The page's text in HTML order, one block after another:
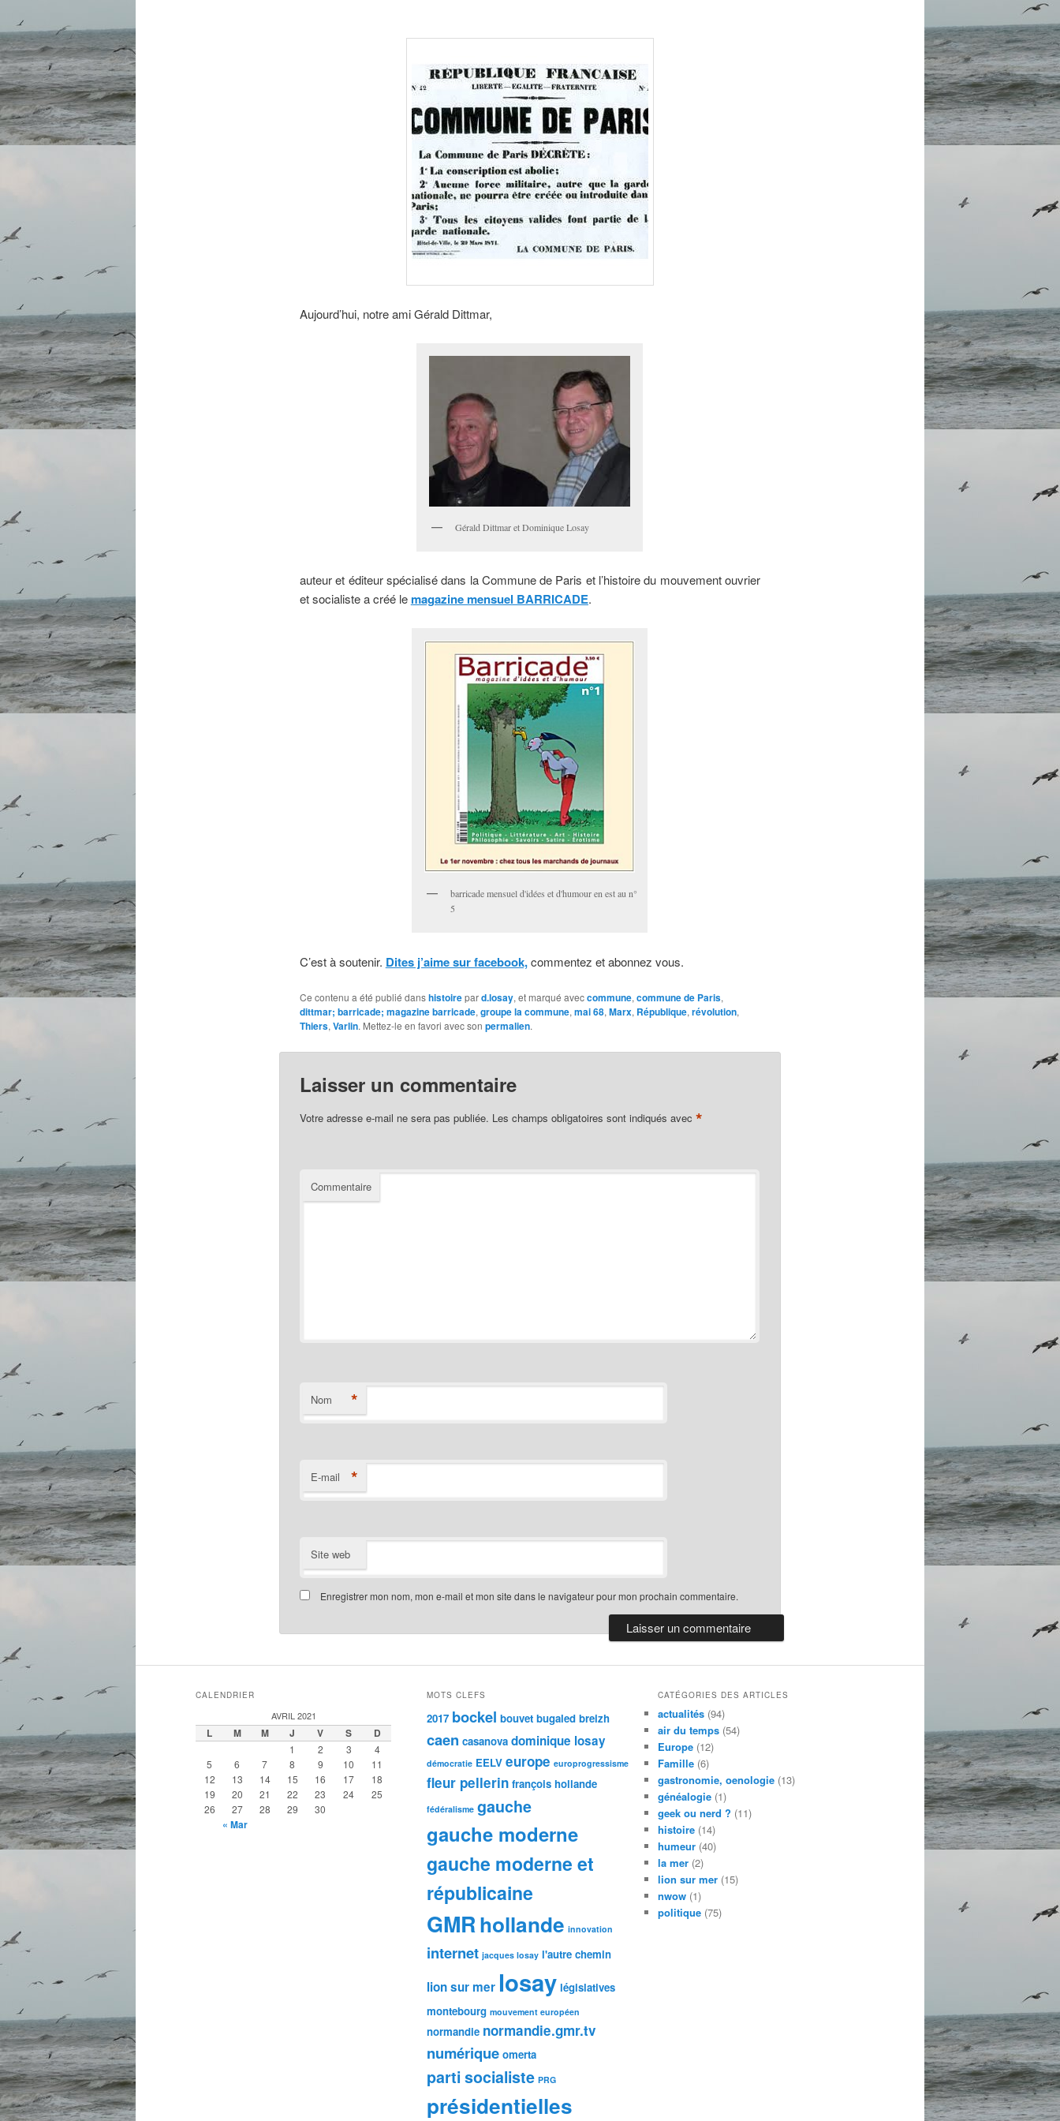
Aujourd’hui, notre ami Gérald Dittmar,
Gérald Dittmar et Dominique Losay
auteur et éditeur spécialisé dans la Commune de Paris et l’histoire du mouvement ouvrier
et socialiste a créé lemagazine mensuel BARRICADE.
barricade mensuel d'idées et d'humour en est au n°
5
C’est à soutenir. Dites j’aime sur facebook,commentez et abonnez vous.
Ce contenu a été publié danshistoirepard.losay, et marqué aveccommune, commune de Paris,
dittmar; barricade; magazine barricade, groupe la commune, mai 68, Marx, République, révolution,
Thiers, Varlin. Mettez-le en favori avec son permalien.
Laisser un commentaire
Votre adresse e-mail ne sera pas publiée. Les champs obligatoires sont indiqués avec *
Commentaire
Nom *
E-mail *
Site web
Enregistrer mon nom, mon e-mail et mon site dans le navigateur pour mon prochain commentaire.
CALENDRIER
AVRIL 2021
L M M J V S D
1 2 3
4
5
6 7 8 9 10
11
12
13 14 15 16 17
18
19
20 21 22 23 24
25
26
27 28 29 30
« Mar
MOTS CLEFS
2017 bockel bouvet bugaled breizh
caen casanova dominique losay
démocratie EELV europe europrogressisme
fleur pellerin françois hollande
fédéralisme gauche
gauche moderne
gauche moderne et
républicaine
GMRhollande innovation
internet jacques losay l'autre chemin
lion sur mer losay législatives
montebourg mouvement européen
normandie normandie.gmr.tv
numérique omerta
parti socialiste PRG
présidentielles
CATÉGORIES DES ARTICLES
actualités(94)
air du temps(54)
Europe(12)
Famille(6)
gastronomie, oenologie(13)
généalogie(1)
geek ou nerd ? (11)
histoire(14)
humeur(40)
la mer(2)
lion sur mer(15)
nwow(1)
politique(75)